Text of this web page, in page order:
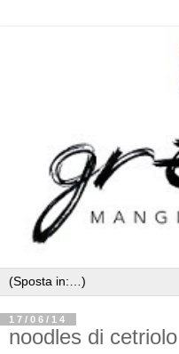
17/06/14
noodles di